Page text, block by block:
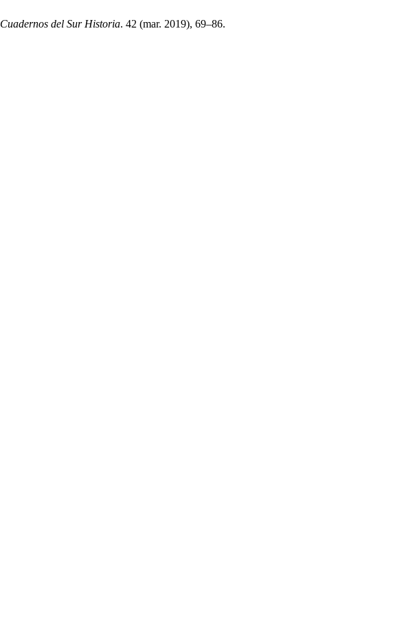
Cuadernos del Sur Historia. 42 (mar. 2019), 69–86.